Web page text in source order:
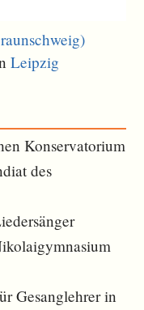
Leipzig
Konservatorium
des
Gesanglehrer in